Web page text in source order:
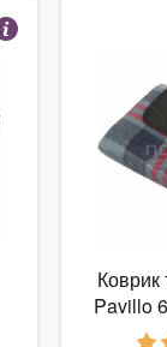
Коврик
Pavillo